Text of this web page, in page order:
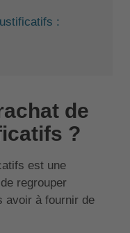
:
de
?
est une
regrouper
avoir à fournir de